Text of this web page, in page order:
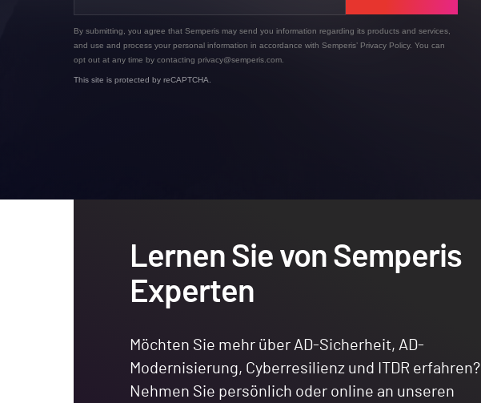
By submitting, you agree that Semperis may send you information regarding its products and services,
and use and process your personal information in accordance with Semperis’ Privacy Policy. You can
opt out at any time by contacting privacy@semperis.com.
This site is protected by reCAPTCHA.
Lernen Sie von Semperis
Experten
Möchten Sie mehr über AD-Sicherheit, AD-
Modernisierung, Cyberresilienz und ITDR erfahren?
Nehmen Sie persönlich oder online an unseren